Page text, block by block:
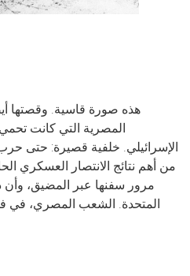
هذه صورة قاسية. وقصتها
مرور سفنها عبر المضيق، وأن
المتحدة. الشعب المصري، في